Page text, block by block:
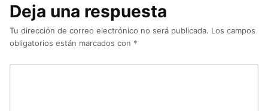
Deja una respuesta
Tu dirección de correo electrónico no será publicada. Los campos
obligatorios están marcados con *